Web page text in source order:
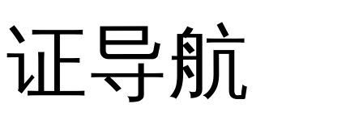
证导航